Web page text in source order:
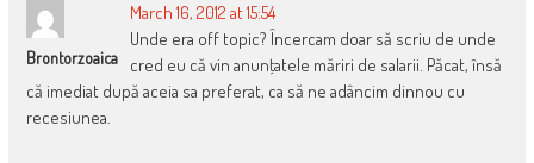
Brontorzoaica
March 16, 2012 at 15:54
Unde era off topic? Încercam doar să scriu de unde
cred eu că vin anunţatele măriri de salarii. Păcat, însă
că imediat după aceia sa preferat, ca să ne adâncim dinnou cu
recesiunea.